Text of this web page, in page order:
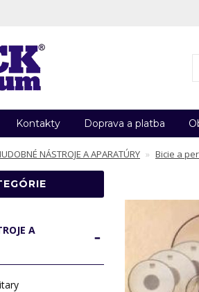
Kontakty Doprava a platba
NÁSTROJE A APARATÚRY Bicie a
A